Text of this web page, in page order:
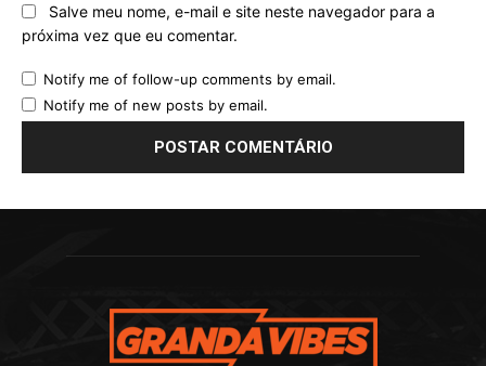
Salve meu nome, e-mail e site neste navegador para a
próxima vez que eu comentar.
Notify me of follow-up comments by email.
Notify me of new posts by email.